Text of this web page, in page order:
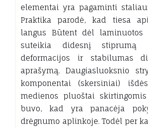
elementai yra pagaminti
Praktika parodė, kad tiesa
langus Būtent dėl
suteikia didesnį stiprumą
deformacijos ir stabilumas
aprašymą. Daugiasluoksnio
komponentai (skersiniai)
medienos pluoštai
buvo, kad yra panacėja
drėgnumo aplinkoje. Todėl per